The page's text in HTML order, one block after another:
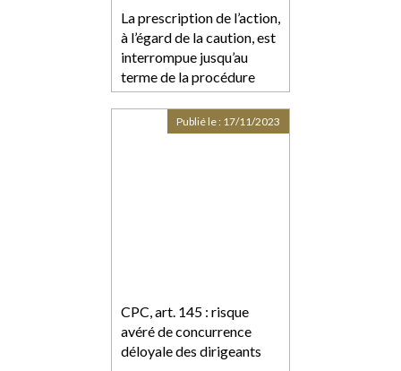
La prescription de l’action,
à l’égard de la caution, est
interrompue jusqu’au
terme de la procédure
collective
CPC, art. 145 : risque
avéré de concurrence
déloyale des dirigeants
Publié le : 17/11/2023